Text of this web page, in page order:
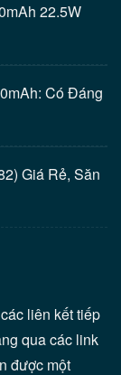
22.5W
Có Đáng
Giá Rẻ, Săn
liên kết tiếp
qua các link
được một